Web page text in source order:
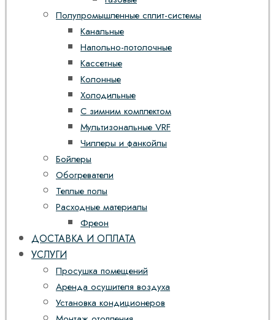
Полупромышленные сплит-системы
Канальные
Напольно-потолочные
Кассетные
Колонные
Холодильные
С зимним комплектом
Мультизональные VRF
Чиллеры и фанкойлы
Бойлеры
Обогреватели
Теплые полы
Расходные материалы
Фреон
ДОСТАВКА И ОПЛАТА
УСЛУГИ
Просушка помещений
Аренда осушителя воздуха
Установка кондиционеров